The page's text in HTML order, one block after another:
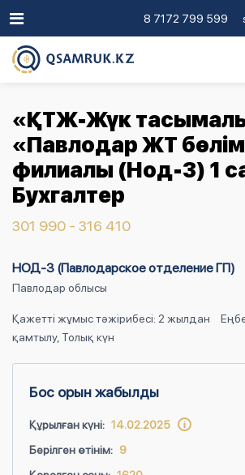
8 7172 799 599
«ҚТЖ-Жүк
«Павлодар ЖТ
филиалы (Нод-3) 1
Бухгалтер
301 990 - 316 410
НОД-3 (Павлодарское отделение ГП)
Павлодар облысы
Қажетті жұмыс тәжірибесі: 2 жылдан
қамтылу, Толық күн
Бос орын жабылды
Құрылған күні: 14.02.2025
Берілген өтінім: 9